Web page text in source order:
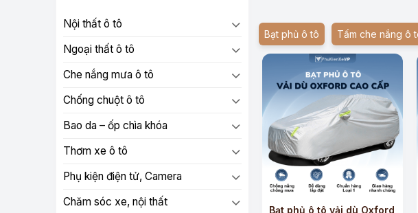
Nội thất ô tô
Ngoại thất ô tô
Che nắng mưa ô tô
Chống chuột ô tô
Bao da – ốp chìa khóa
Thơm xe ô tô
Phụ kiện điện tử, Camera
Chăm sóc xe, nội thất
Bạt phủ ô tô Tấm che nắng ô
Bạt phủ ô tô vải dù Oxford